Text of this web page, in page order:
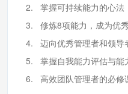
2. 掌握可持续能力的心法
3. 修炼8项能力，成为优
4. 迈向优秀管理者和领导
5. 掌握自我能力评估与能
6. 高效团队管理者的必修